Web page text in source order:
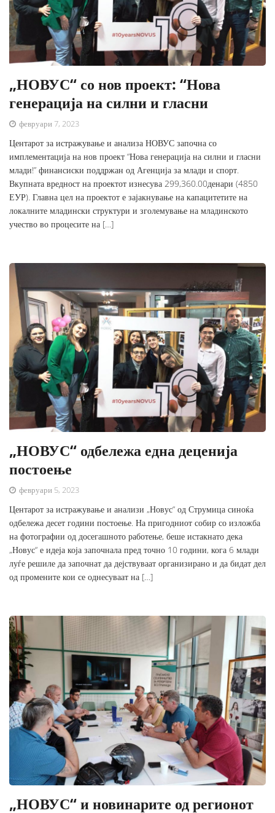
„НОВУС“ со нов проект: “Нова
генерација на силни и гласни
февруари 7, 2023
Центарот за истражување и анализа НОВУС започна со
имплементација на нов проект “Нова генерација на силни и гласни
млади!” финансиски поддржан од Агенција за млади и спорт.
Вкупната вредност на проектот изнесува 299,360.00денари (4850
ЕУР). Главна цел на проектот е зајакнување на капацитетите на
локалните младински структури и зголемување на младинското
учество во процесите на […]
„НОВУС“ одбележа една деценија
постоење
февруари 5, 2023
Центарот за истражување и анализи „Новус“ од Струмица синоќа
одбележа десет години постоење. На пригодниот собир со изложба
на фотографии од досегашното работење, беше истакнато дека
„Новус“ е идеја која започнала пред точно 10 години, кога 6 млади
луѓе решиле да започнат да дејствуваат организирано и да бидат дел
од промените кои се однесуваат на […]
„НОВУС“ и новинарите од регионот